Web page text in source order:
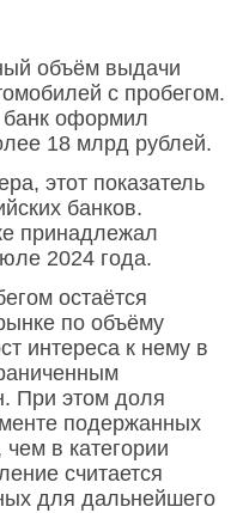
объём выдачи
с пробегом.
банк оформил
18 млрд рублей.
этот показатель
банков.
принадлежал
2024 года.
остаётся
по объёму
интереса к нему в
При этом доля
подержанных
в категории
считается
для дальнейшего